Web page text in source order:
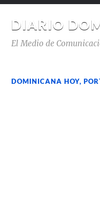
DIARIO
El Medio de
DOMINICANA HOY,